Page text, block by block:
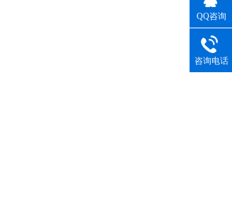
QQ咨询
咨询电话